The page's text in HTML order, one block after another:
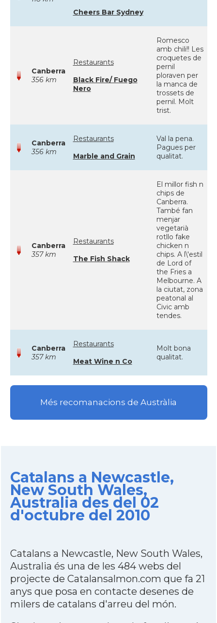
Cheers Bar Sydney
Canberra
356 km
Restaurants
Black Fire/ Fuego
Nero
Romesco
amb chili!! Les
croquetes de
pernil
ploraven per
la manca de
trossets de
pernil. Molt
trist.
Canberra
356 km
Restaurants
Marble and Grain
Val la pena.
Pagues per
qualitat.
Canberra
357 km
Restaurants
The Fish Shack
El millor fish n
chips de
Canberra.
També fan
menjar
vegetarià
rotllo fake
chicken n
chips. A l\'estil
de Lord of
the Fries a
Melbourne. A
la ciutat, zona
peatonal al
Civic amb
tendes.
Canberra
357 km
Restaurants
Meat Wine n Co
Molt bona
qualitat.
Més recomanacions de Austràlia
Catalans a Newcastle,
New South Wales,
Australia des del 02
d'octubre del 2010
Catalans a Newcastle, New South Wales,
Australia és una de les 484 webs del
projecte de Catalansalmon.com que fa 21
anys que posa en contacte desenes de
milers de catalans d'arreu del món.